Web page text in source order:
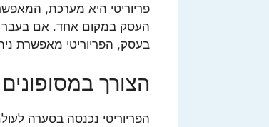
פריוריטי היא מערכת,
העסק במקום אחד. אם בעבר
בעסק, הפריוריטי מאפשרת
הצורך במסופונים
הפריוריטי נכנסה בסערה